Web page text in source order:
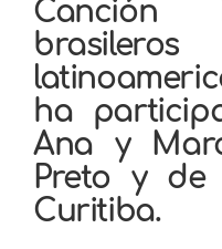
Canción
ha
Ana y
Preto y de
Curitiba.